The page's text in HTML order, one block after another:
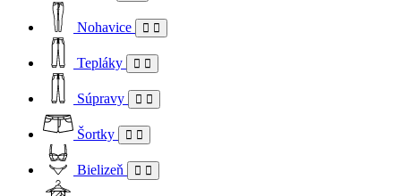
Nohavice
Tepláky
Súpravy
Šortky
Bielizeň